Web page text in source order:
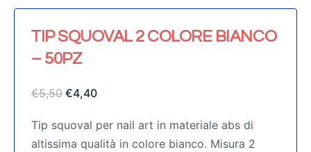
TIP SQUOVAL 2 COLORE BIANCO
– 50PZ
€5,50 €4,40
Tip squoval per nail art in materiale abs di
altissima qualità in colore bianco. Misura 2